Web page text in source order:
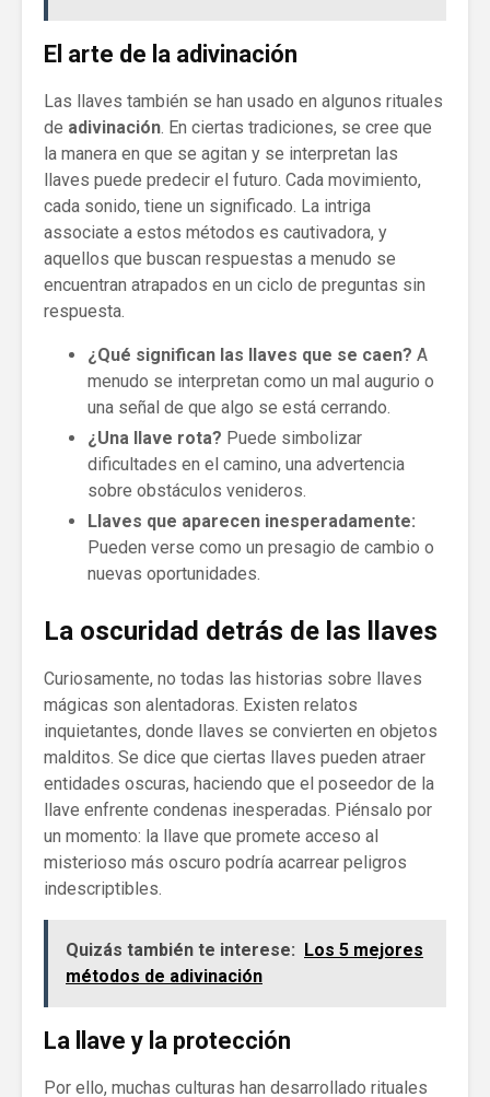
El arte de la adivinación
Las llaves también se han usado en algunos rituales
de adivinación . En ciertas tradiciones, se cree que
la manera en que se agitan y se interpretan las
llaves puede predecir el futuro. Cada movimiento,
cada sonido, tiene un significado. La intriga
associate a estos métodos es cautivadora, y
aquellos que buscan respuestas a menudo se
encuentran atrapados en un ciclo de preguntas sin
respuesta.
¿Qué significan las llaves que se caen? A
menudo se interpretan como un mal augurio o
una señal de que algo se está cerrando.
¿Una llave rota? Puede simbolizar
dificultades en el camino, una advertencia
sobre obstáculos venideros.
Llaves que aparecen inesperadamente:
Pueden verse como un presagio de cambio o
nuevas oportunidades.
La oscuridad detrás de las llaves
Curiosamente, no todas las historias sobre llaves
mágicas son alentadoras. Existen relatos
inquietantes, donde llaves se convierten en objetos
malditos. Se dice que ciertas llaves pueden atraer
entidades oscuras, haciendo que el poseedor de la
llave enfrente condenas inesperadas. Piénsalo por
un momento: la llave que promete acceso al
misterioso más oscuro podría acarrear peligros
indescriptibles.
Quizás también te interese: Los 5 mejores
métodos de adivinación
La llave y la protección
Por ello, muchas culturas han desarrollado rituales